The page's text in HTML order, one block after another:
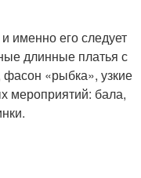
именно его следует
длинные платья с
«рыбка», узкие
мероприятий: бала,